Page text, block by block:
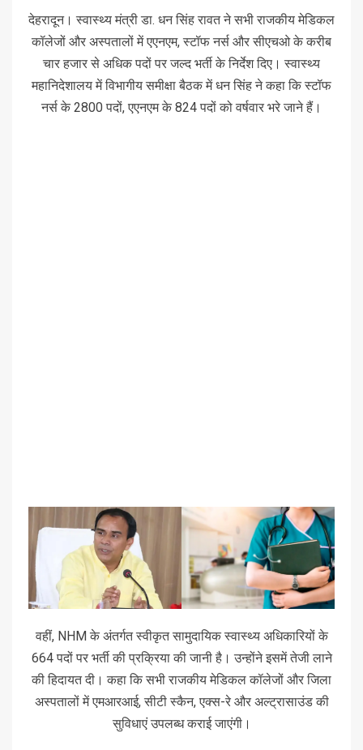
देहरादून। स्वास्थ्य मंत्री डा. धन सिंह रावत ने सभी राजकीय मेडिकल
कॉलेजों और अस्पतालों में एएनएम, स्टॉफ नर्स और सीएचओ के करीब
चार हजार से अधिक पदों पर जल्द भर्ती के निर्देश दिए। स्वास्थ्य
महानिदेशालय में विभागीय समीक्षा बैठक में धन सिंह ने कहा कि स्टॉफ
नर्स के 2800 पदों, एएनएम के 824 पदों को वर्षवार भरे जाने हैं।
वहीं, NHM के अंतर्गत स्वीकृत सामुदायिक स्वास्थ्य अधिकारियों के
664 पदों पर भर्ती की प्रक्रिया की जानी है। उन्होंने इसमें तेजी लाने
की हिदायत दी। कहा कि सभी राजकीय मेडिकल कॉलेजों और जिला
अस्पतालों में एमआरआई, सीटी स्कैन, एक्स-रे और अल्ट्रासाउंड की
सुविधाएं उपलब्ध कराई जाएंगी।